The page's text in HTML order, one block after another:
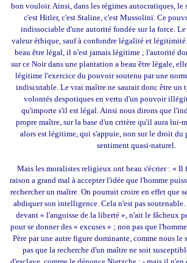
bon vouloir. Ainsi, dans les régimes autocratiques, le
c'est Hitler, c'est Staline, c'est Mussolini. Ce
indissociable d'une autorité fondée sur la force.
valeur éthique, sauf à confondre légalité et
beau être légal, il n'est jamais légitime ; l'autorité
sur ce Noir dans une plantation a beau être légale,
légitime l'exercice du pouvoir soutenu par une
indiscutable. Le vrai maître ne saurait donc être un
volontés despotiques en vertu d'un pouvoir
qu'importe s'il est légal. Ainsi nous dirons que
propre maître, sur la base d'un critère qu'il aura lui-
alors est légitime, qui s'appuie, non sur le droit du
sentiment quasi-naturel.
Mais les moralistes religieux ont beau s'écrier : « Il
raison a grand mal à accepter l'idée que l'homme
rechercher un maître. On pourrait croire en effet que
abdiquer son intelligence. Cela n'est pas
devant « l'angoisse de la liberté », n'ait le fâcheux
pour se donner des « excuses » ; non pas que
Père par une autre figure dominante, comme nous le
pas que la recherche d'un maître ne soit